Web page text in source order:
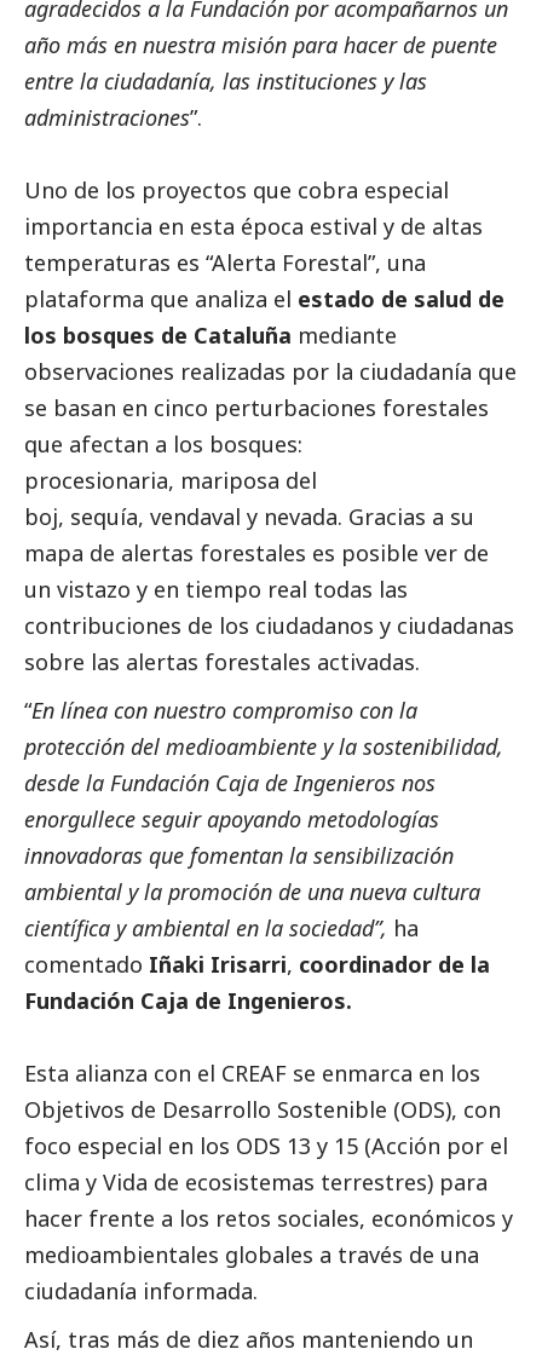
agradecidos a la Fundación por acompañarnos un
año más en nuestra misión para hacer de puente
entre la ciudadanía, las instituciones y las
administraciones”.
Uno de los proyectos que cobra especial
importancia en esta época estival y de altas
temperaturas es “Alerta Forestal”, una
plataforma que analiza el estado de salud de
los bosques de Cataluña mediante
observaciones realizadas por la ciudadanía que
se basan en cinco perturbaciones forestales
que afectan a los bosques:
procesionaria, mariposa del
boj, sequía, vendaval y nevada. Gracias a su
mapa de alertas forestales es posible ver de
un vistazo y en tiempo real todas las
contribuciones de los ciudadanos y ciudadanas
sobre las alertas forestales activadas.
“En línea con nuestro compromiso con la
protección del medioambiente y la sostenibilidad,
desde la Fundación Caja de Ingenieros nos
enorgullece seguir apoyando metodologías
innovadoras que fomentan la sensibilización
ambiental y la promoción de una nueva cultura
científica y ambiental en la sociedad”, ha
comentado Iñaki Irisarri, coordinador de la
Fundación Caja de Ingenieros.
Esta alianza con el CREAF se enmarca en los
Objetivos de Desarrollo Sostenible (ODS), con
foco especial en los ODS 13 y 15 (Acción por el
clima y Vida de ecosistemas terrestres) para
hacer frente a los retos sociales, económicos y
medioambientales globales a través de una
ciudadanía informada.
Así, tras más de diez años manteniendo un